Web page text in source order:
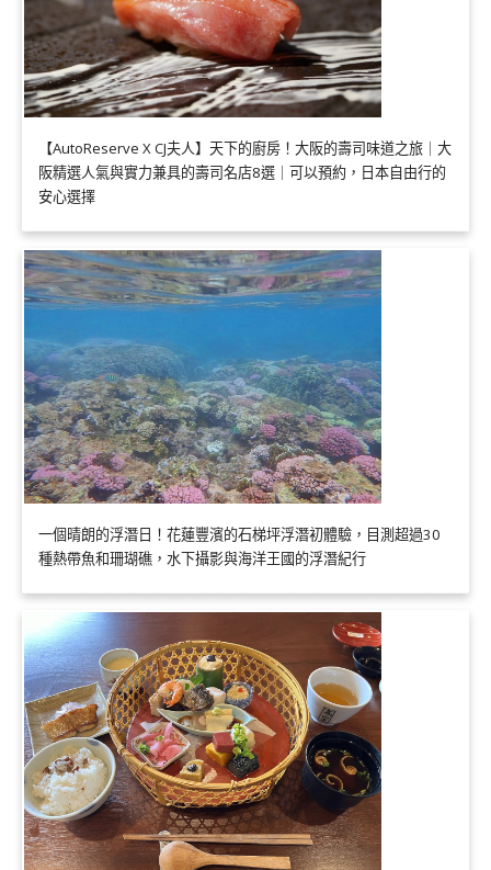
【AutoReserve X CJ夫人】天下的廚房！大阪的壽司味道之旅｜大
阪精選人氣與實力兼具的壽司名店8選｜可以預約，日本自由行的
安心選擇
一個晴朗的浮潛日！花蓮豐濱的石梯坪浮潛初體驗，目測超過30
種熱帶魚和珊瑚礁，水下攝影與海洋王國的浮潛紀行